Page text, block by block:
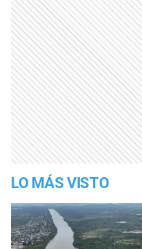
LO MÁS VISTO